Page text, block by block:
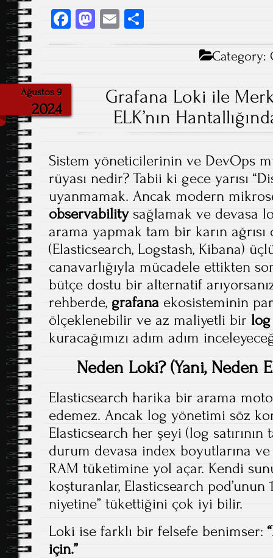
Fa
ce
M
E
m ha
Category:
Ağustos 9
2024
Grafana Loki ile
ELK’nın
Sistem yöneticilerinin ve DevOps
rüyası nedir? Tabii ki gece yarısı
uyanmamak. Ancak modern
observabilitysağlamak ve devasa
arama yapmak tam bir karın ağrısı
(Elasticsearch, Logstash, Kibana)
canavarlığıyla mücadele ettikten
bütçe dostu bir alternatif
rehberde, grafana ekosisteminin
ölçeklenebilir ve az maliyetli bir
kuracağımızı adım adım
Neden Loki? (Yani, Neden
Elasticsearch harika bir arama
edemez. Ancak log yönetimi söz
Elasticsearch her şeyi (log satırının
durum devasa index boyutlarına
RAM tüketimine yol açar. Kendi
koşturanlar, Elasticsearch pod’unun
niyetine” tükettiğini çok iyi bilir.
Loki ise farklı bir felsefe benimser:
için.”